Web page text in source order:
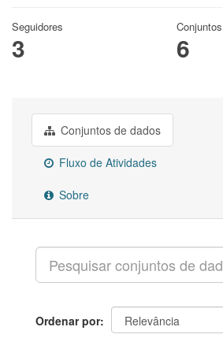
Seguidores
3 6
Conjuntos de dados
Fluxo de Atividades
Sobre
Ordenar por